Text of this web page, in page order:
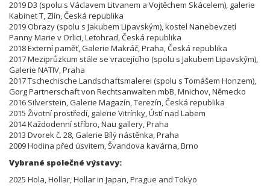
2019 D3 (spolu s Václavem Litvanem a Vojtěchem Skácelem), galerie
Kabinet T, Zlín, Česká republika
2019 Obrazy (spolu s Jakubem Lipavským), kostel Nanebevzetí
Panny Marie v Orlici, Letohrad, Česká republika
2018 Externí paměť, Galerie Makráč, Praha, Česká republika
2017 Meziprůzkum stále se vracejícího (spolu s Jakubem Lipavským),
Galerie NATIV, Praha
2017 Tschechische Landschaftsmalerei (spolu s Tomášem Honzem),
Gorg Partnerschaft von Rechtsanwalten mbB, Mnichov, Německo
2016 Silverstein, Galerie Magazín, Terezín, Česká republika
2015 Životní prostředí, galerie Vitrínky, Ústí nad Labem
2014 Každodenní stříbro, Nau gallery, Praha
2013 Dvorek č. 28, Galerie Bílý nástěnka, Praha
2009 Hodina před úsvitem, Švandova kavárna, Brno
Vybrané společné výstavy:
2025 Hola, Hollar, Hollar in Japan, Prague and Tokyo